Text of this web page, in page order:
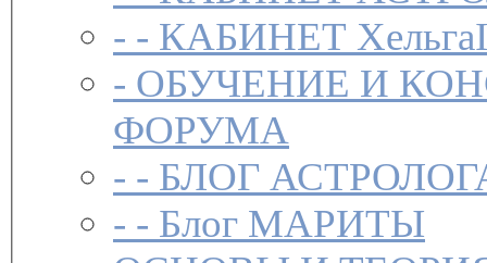
- - КАБИНЕТ ХельгаI
- ОБУЧЕНИЕ И
ФОРУМА
- - БЛОГ
- - Блог МАРИТЫ